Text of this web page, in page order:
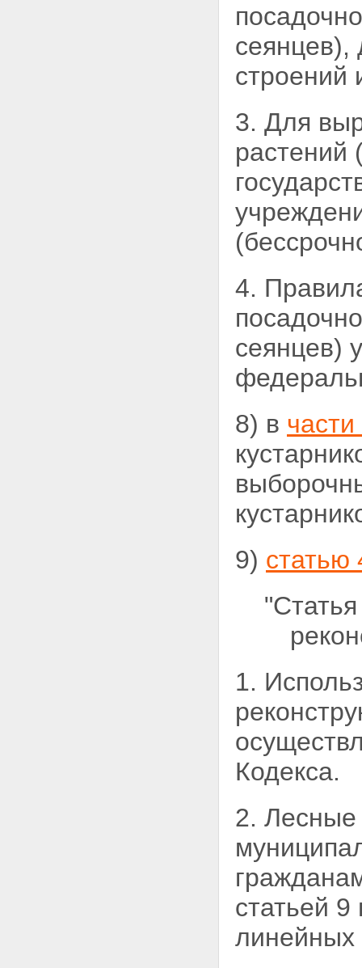
сеянцев),
строений
3. Для
растений
4.
сеянцев)
8) в
9) статью
1.
Кодекса.
2. Лесные
статьей
линейных